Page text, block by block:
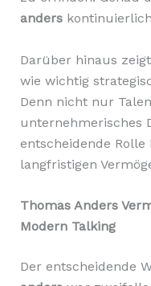
anders
Darüber hinaus
wie wichtig
Denn nicht nur
unternehmerisches
entscheidende
langfristigen
Thomas Anders
Modern Talking
Der entscheidende